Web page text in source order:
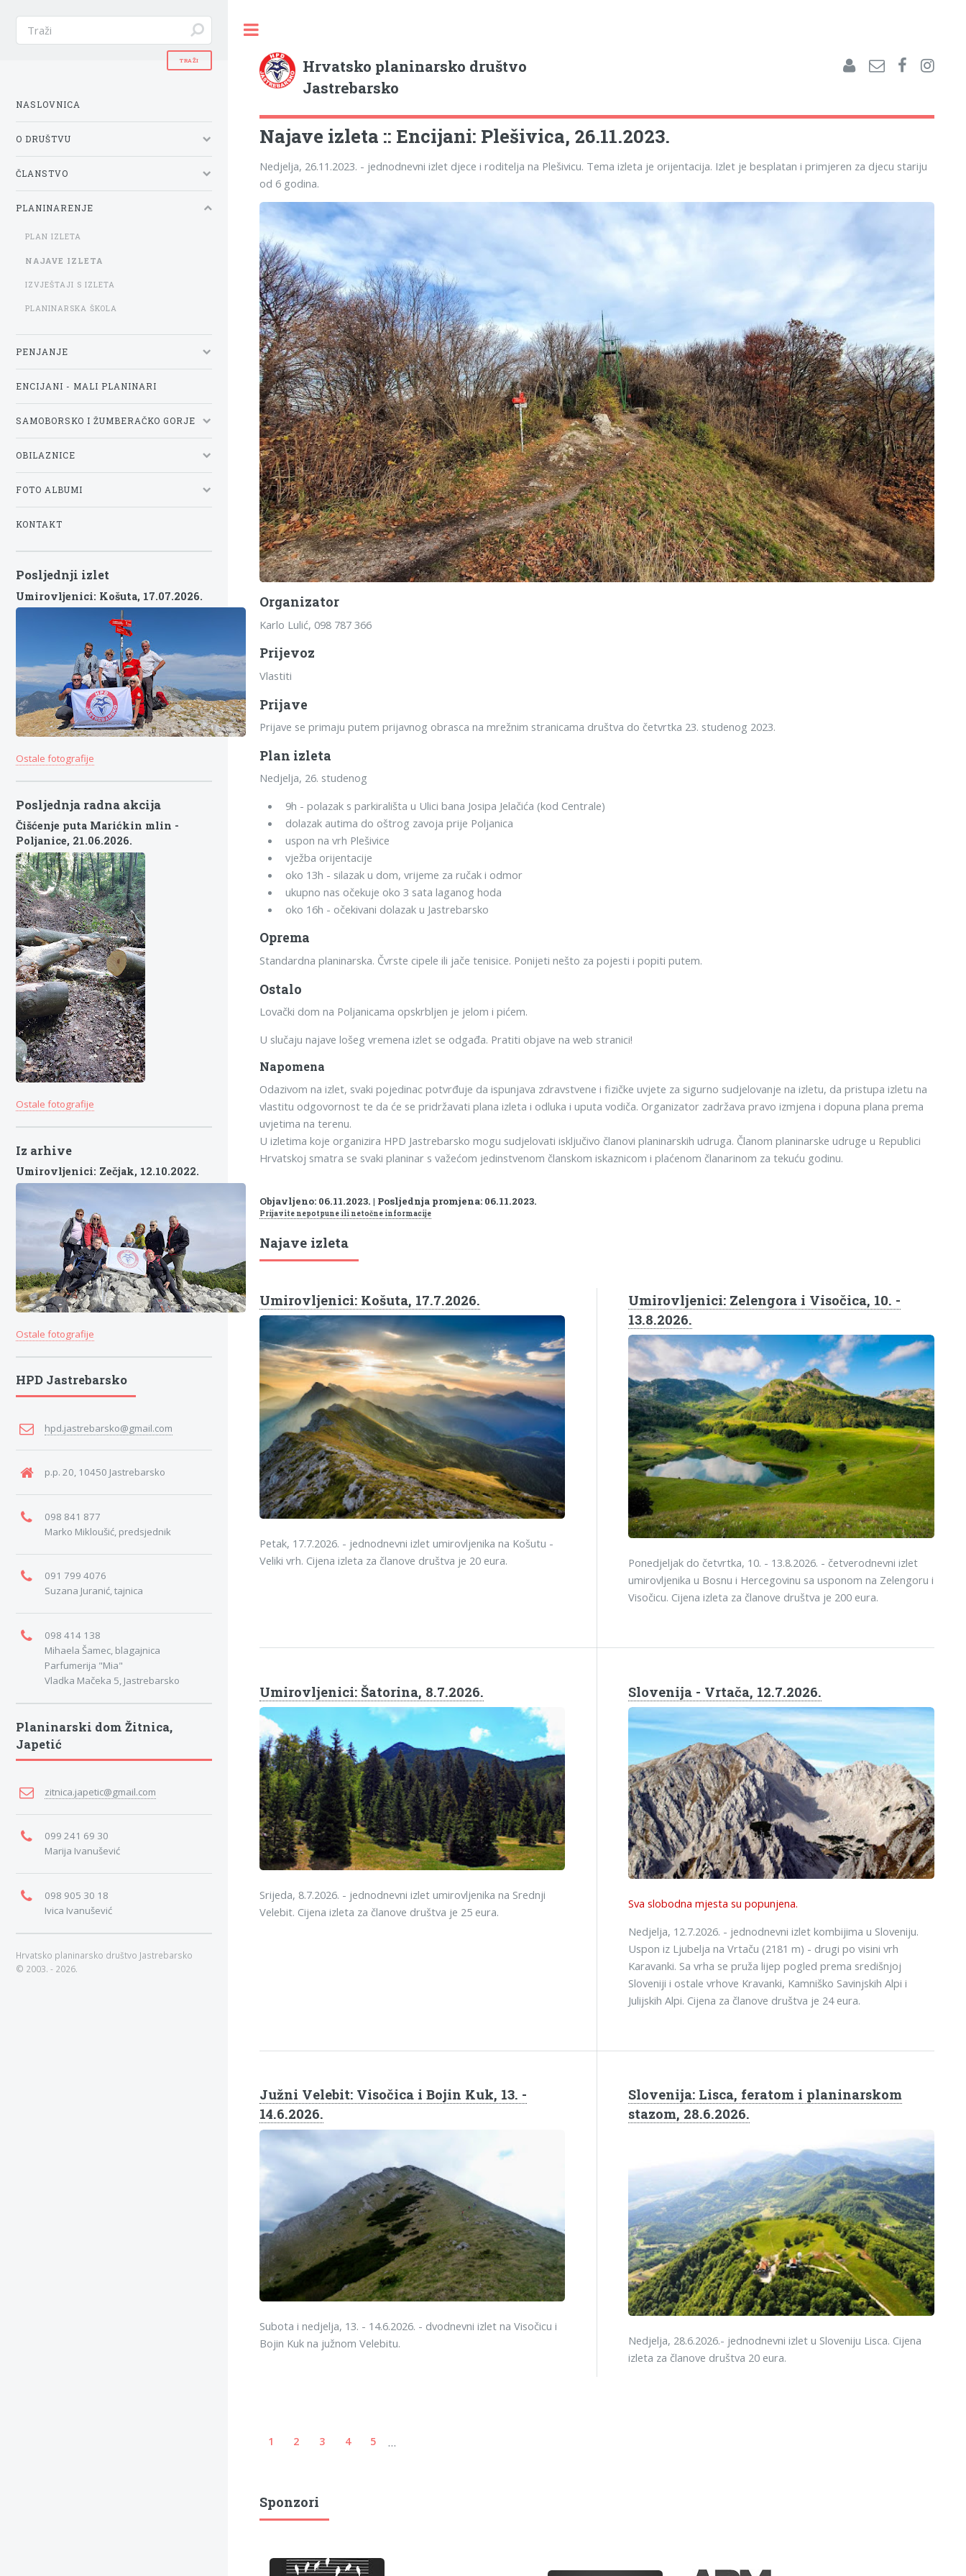
Hrvatsko planinarsko društvo
Jastrebarsko
Najave izleta :: Encijani: Plešivica, 26.11.2023.
Nedjelja, 26.11.2023. - jednodnevni izlet djece i roditelja na Plešivicu. Tema izleta je orijentacija. Izlet je besplatan i primjeren za djecu stariju
od 6 godina.
Organizator
Karlo Lulić, 098 787 366
Prijevoz
Vlastiti
Prijave
Prijave se primaju putem prijavnog obrasca na mrežnim stranicama društva do četvrtka 23. studenog 2023.
Plan izleta
Nedjelja, 26. studenog
9h - polazak s parkirališta u Ulici bana Josipa Jelačića (kod Centrale)
dolazak autima do oštrog zavoja prije Poljanica
uspon na vrh Plešivice
vježba orijentacije
oko 13h - silazak u dom, vrijeme za ručak i odmor
ukupno nas očekuje oko 3 sata laganog hoda
oko 16h - očekivani dolazak u Jastrebarsko
Oprema
Standardna planinarska. Čvrste cipele ili jače tenisice. Ponijeti nešto za pojesti i popiti putem.
Ostalo
Lovački dom na Poljanicama opskrbljen je jelom i pićem.
U slučaju najave lošeg vremena izlet se odgađa. Pratiti objave na web stranici!
Napomena
Odazivom na izlet, svaki pojedinac potvrđuje da ispunjava zdravstvene i fizičke uvjete za sigurno sudjelovanje na izletu, da pristupa izletu na
vlastitu odgovornost te da će se pridržavati plana izleta i odluka i uputa vodiča. Organizator zadržava pravo izmjena i dopuna plana prema
uvjetima na terenu.
U izletima koje organizira HPD Jastrebarsko mogu sudjelovati isključivo članovi planinarskih udruga. Članom planinarske udruge u Republici
Hrvatskoj smatra se svaki planinar s važećom jedinstvenom članskom iskaznicom i plaćenom članarinom za tekuću godinu.
Objavljeno: 06.11.2023. | Posljednja promjena: 06.11.2023.
Prijavite nepotpune ili netočne informacije
Najave izleta
Umirovljenici: Košuta, 17.7.2026.
Petak, 17.7.2026. - jednodnevni izlet umirovljenika na Košutu -
Veliki vrh. Cijena izleta za članove društva je 20 eura.
Umirovljenici: Zelengora i Visočica, 10. -
13.8.2026.
Ponedjeljak do četvrtka, 10. - 13.8.2026. - četverodnevni izlet
umirovljenika u Bosnu i Hercegovinu sa usponom na Zelengoru i
Visočicu. Cijena izleta za članove društva je 200 eura.
Umirovljenici: Šatorina, 8.7.2026.
Srijeda, 8.7.2026. - jednodnevni izlet umirovljenika na Srednji
Velebit. Cijena izleta za članove društva je 25 eura.
Slovenija - Vrtača, 12.7.2026.
Sva slobodna mjesta su popunjena.
Nedjelja, 12.7.2026. - jednodnevni izlet kombijima u Sloveniju.
Uspon iz Ljubelja na Vrtaču (2181 m) - drugi po visini vrh
Karavanki. Sa vrha se pruža lijep pogled prema središnjoj
Sloveniji i ostale vrhove Kravanki, Kamniško Savinjskih Alpi i
Julijskih Alpi. Cijena za članove društva je 24 eura.
Južni Velebit: Visočica i Bojin Kuk, 13. -
14.6.2026.
Subota i nedjelja, 13. - 14.6.2026. - dvodnevni izlet na Visočicu i
Bojin Kuk na južnom Velebitu.
Slovenija: Lisca, feratom i planinarskom
stazom, 28.6.2026.
Nedjelja, 28.6.2026.- jednodnevni izlet u Sloveniju Lisca. Cijena
izleta za članove društva 20 eura.
1 2 3 4 5 ...
Sponzori
NASLOVNICA
O DRUŠTVU
ČLANSTVO
PLANINARENJE
PLAN IZLETA
NAJAVE IZLETA
IZVJEŠTAJI S IZLETA
PLANINARSKA ŠKOLA
PENJANJE
ENCIJANI - MALI PLANINARI
SAMOBORSKO I ŽUMBERAČKO GORJE
OBILAZNICE
FOTO ALBUMI
KONTAKT
Posljednji izlet
Umirovljenici: Košuta, 17.07.2026.
Ostale fotografije
Posljednja radna akcija
Čišćenje puta Marićkin mlin -
Poljanice, 21.06.2026.
Ostale fotografije
Iz arhive
Umirovljenici: Zečjak, 12.10.2022.
Ostale fotografije
HPD Jastrebarsko
hpd.jastrebarsko@gmail.com
p.p. 20, 10450 Jastrebarsko
098 841 877
Marko Mikloušić, predsjednik
091 799 4076
Suzana Juranić, tajnica
098 414 138
Mihaela Šamec, blagajnica
Parfumerija "Mia"
Vladka Mačeka 5, Jastrebarsko
Planinarski dom Žitnica,
Japetić
zitnica.japetic@gmail.com
099 241 69 30
Marija Ivanušević
098 905 30 18
Ivica Ivanušević
Hrvatsko planinarsko društvo Jastrebarsko
© 2003. - 2026.